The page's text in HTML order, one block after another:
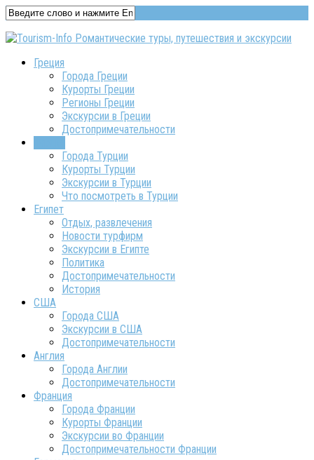
Греция
Города Греции
Курорты Греции
Регионы Греции
Экскурсии в Греции
Достопримечательности
Города Турции
Курорты Турции
Экскурсии в Турции
Что посмотреть в Турции
Египет
Отдых, развлечения
Новости турфирм
Экскурсии в Египте
Политика
Достопримечательности
История
США
Города США
Экскурсии в США
Достопримечательности
Англия
Города Англии
Достопримечательности
Франция
Города Франции
Курорты Франции
Экскурсии во Франции
Достопримечательности Франции